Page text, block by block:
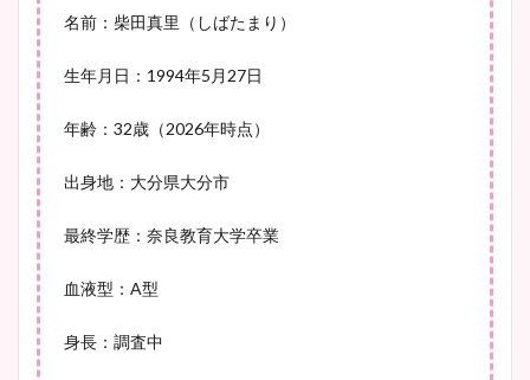
宇賀神メグアナのニット画像
まとめ！足も美脚でカップも
池谷実悠アナのメガネ画像が
かわいい！カップや水着姿も
名前：柴田真里（しばたまり）
生年月日：1994年5月27日
年齢：32歳（2026年時点）
出身地：大分県大分市
最終学歴：奈良教育大学卒業
血液型：A型
身長：調査中